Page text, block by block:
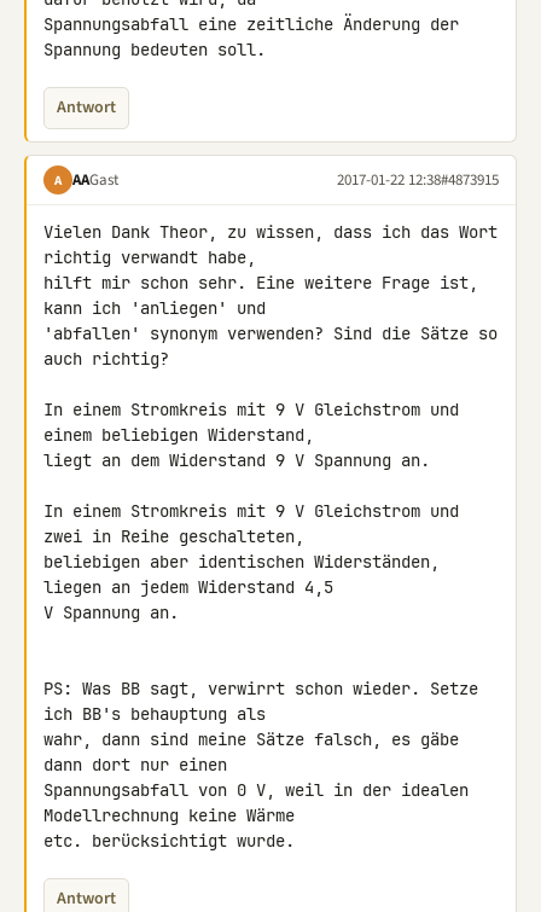
Spannungsabfall eine zeitliche Änderung der
Spannung bedeuten soll.
Antwort
A AAGast 2017-01-22 12:38#4873915
Vielen Dank Theor, zu wissen, dass ich das Wort
richtig verwandt habe,
hilft mir schon sehr. Eine weitere Frage ist,
kann ich 'anliegen' und
'abfallen' synonym verwenden? Sind die Sätze so
auch richtig?
In einem Stromkreis mit 9 V Gleichstrom und
einem beliebigen Widerstand,
liegt an dem Widerstand 9 V Spannung an.
In einem Stromkreis mit 9 V Gleichstrom und
zwei in Reihe geschalteten,
beliebigen aber identischen Widerständen,
liegen an jedem Widerstand 4,5
V Spannung an.
PS: Was BB sagt, verwirrt schon wieder. Setze
ich BB's behauptung als
wahr, dann sind meine Sätze falsch, es gäbe
dann dort nur einen
Spannungsabfall von 0 V, weil in der idealen
Modellrechnung keine Wärme
etc. berücksichtigt wurde.
Antwort